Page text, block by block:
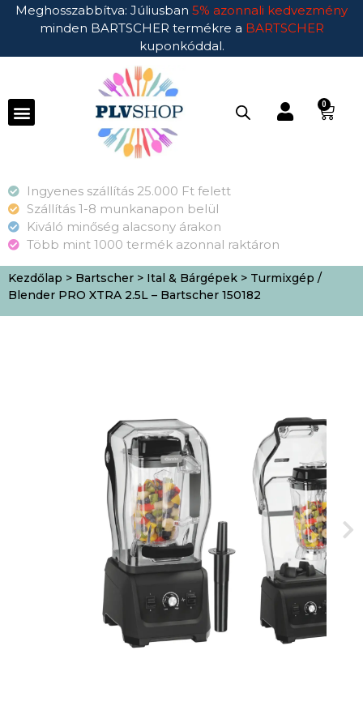
Meghosszabbítva: Júliusban 5% azonnali kedvezmény
minden BARTSCHER termékre a BARTSCHER
kuponkóddal.
0
Ingyenes szállítás 25.000 Ft felett
Szállítás 1-8 munkanapon belül
Kiváló minőség alacsony árakon
Több mint 1000 termék azonnal raktáron
Kezdőlap > Bartscher > Ital & Bárgépek > Turmixgép /
Blender PRO XTRA 2.5L – Bartscher 150182